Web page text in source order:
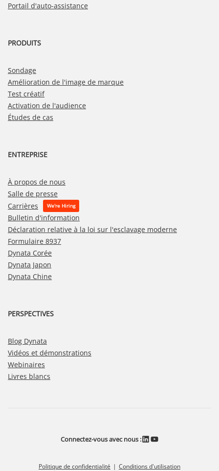
Portail d'auto-assistance
PRODUITS
Sondage
Amélioration de l'image de marque
Test créatif
Activation de l'audience
Études de cas
ENTREPRISE
À propos de nous
Salle de presse
Carrières
Bulletin d'information
Déclaration relative à la loi sur l'esclavage moderne
Formulaire 8937
Dynata Corée
Dynata Japon
Dynata Chine
PERSPECTIVES
Blog Dynata
Vidéos et démonstrations
Webinaires
Livres blancs
Connectez-vous avec nous :LinkedIn
YouTube
Politique de confidentialité Conditions d'utilisation